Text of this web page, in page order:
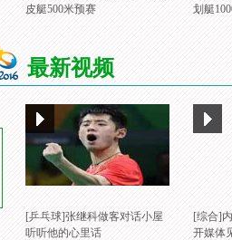
皮艇500米预赛
划艇
[奥运会]皮划艇静水女子双人
皮艇500米决赛
最新视频
[乒乓球]张继科做客对话小屋
听听他的心里话
[综合]
开媒体